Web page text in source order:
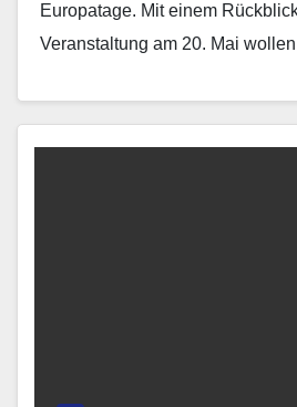
Europatage. Mit einem
Veranstaltung am 20. Mai